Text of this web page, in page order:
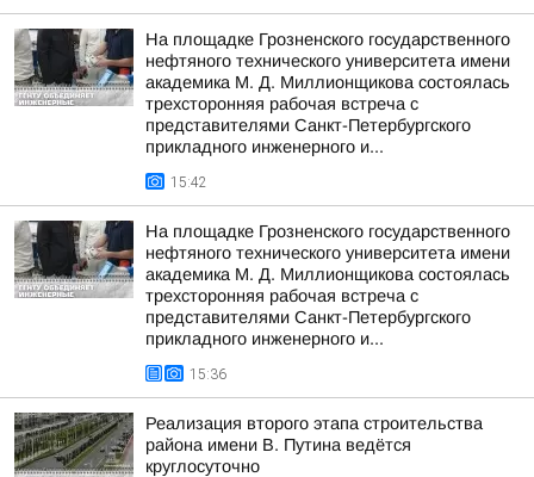
На площадке Грозненского государственного
нефтяного технического университета имени
академика М. Д. Миллионщикова состоялась
трехсторонняя рабочая встреча с
представителями Санкт-Петербургского
прикладного инженерного и...
15:42
На площадке Грозненского государственного
нефтяного технического университета имени
академика М. Д. Миллионщикова состоялась
трехсторонняя рабочая встреча с
представителями Санкт-Петербургского
прикладного инженерного и...
15:36
Реализация второго этапа строительства
района имени В. Путина ведётся
круглосуточно